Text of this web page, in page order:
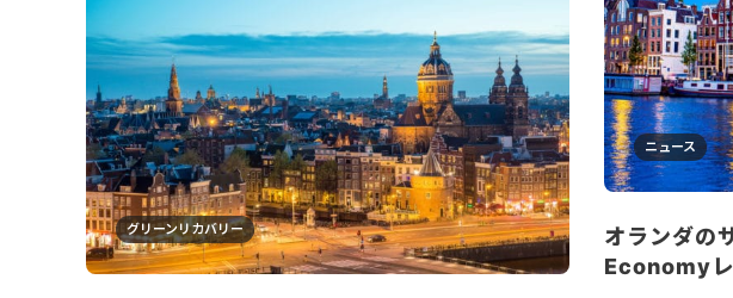
ニュース
オランダの
Economy
グリーンリカバリー